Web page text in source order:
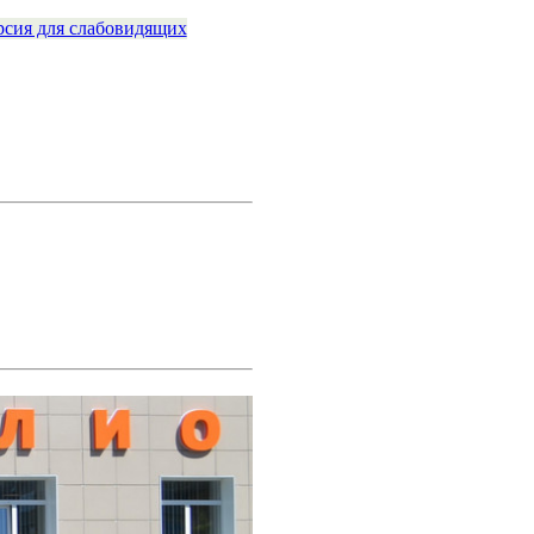
для слабовидящих